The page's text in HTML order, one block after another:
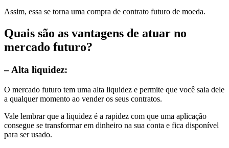
Assim, essa se torna uma compra de contrato futuro de moeda.
Quais são as vantagens de atuar no
mercado futuro?
– Alta liquidez:
O mercado futuro tem uma alta liquidez e permite que você saia dele
a qualquer momento ao vender os seus contratos.
Vale lembrar que a liquidez é a rapidez com que uma aplicação
consegue se transformar em dinheiro na sua conta e fica disponível
para ser usado.